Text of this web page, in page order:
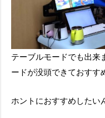
テーブルモードでも出来
ードが没頭できておすす
ホントにおすすめしたい